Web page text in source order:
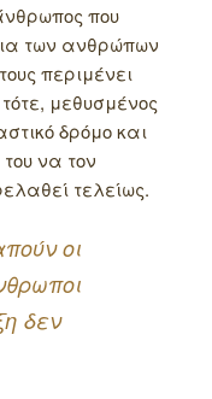
που
των ανθρώπων
περιμένει
μεθυσμένος
δρόμο και
να τον
τελείως.
οι
δεν